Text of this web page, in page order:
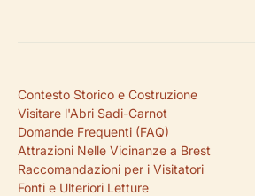
Contesto Storico e Costruzione
Visitare l'Abri Sadi-Carnot
Domande Frequenti (FAQ)
Attrazioni Nelle Vicinanze a Brest
Raccomandazioni per i Visitatori
Fonti e Ulteriori Letture